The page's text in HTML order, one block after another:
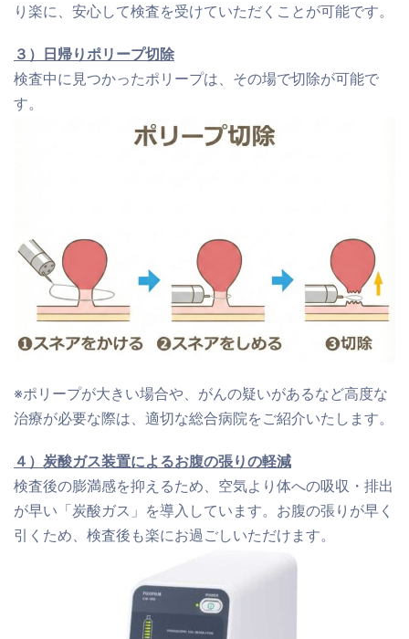
り楽に、安心して検査を受けていただくことが可能です。
３）日帰りポリープ切除
検査中に見つかったポリープは、その場で切除が可能で
す。
※ポリープが大きい場合や、がんの疑いがあるなど高度な
治療が必要な際は、適切な総合病院をご紹介いたします。
４）炭酸ガス装置によるお腹の張りの軽減
検査後の膨満感を抑えるため、空気より体への吸収・排出
が早い「炭酸ガス」を導入しています。お腹の張りが早く
引くため、検査後も楽にお過ごしいただけます。